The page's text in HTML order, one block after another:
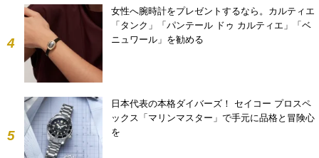
4
女性へ腕時計をプレゼントするなら。カルティエ
「タンク」「パンテール ドゥ カルティエ」「ベ
ニュワール」を勧める
5
日本代表の本格ダイバーズ！ セイコー プロスペ
ックス「マリンマスター」で手元に品格と冒険心
を